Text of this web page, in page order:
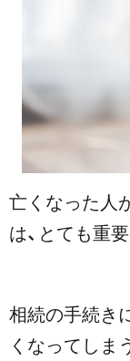
亡くなった人
は、とても重
相続の手続き
くなってしま